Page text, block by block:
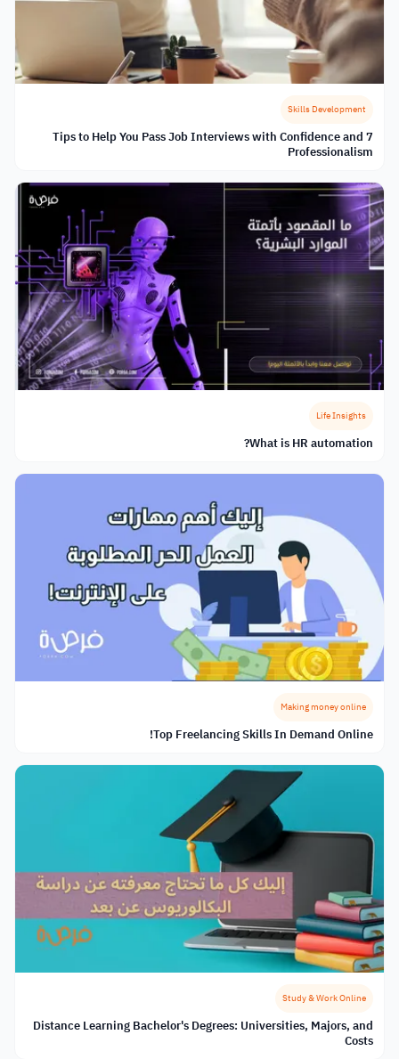
Skills Development
7 Tips to Help You Pass Job Interviews with Confidence and
Professionalism
Life Insights
What is HR automation?
Making money online
Top Freelancing Skills In Demand Online!
Study & Work Online
Distance Learning Bachelor's Degrees: Universities, Majors, and
Costs